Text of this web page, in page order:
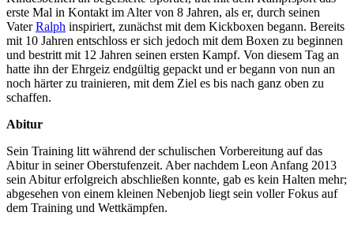
erste Mal in Kontakt im Alter von 8 Jahren, als er, durch seinen
VaterRalph inspiriert, zunächst mit dem Kickboxen begann. Bereits
mit 10 Jahren entschloss er sich jedoch mit dem Boxen zu beginnen
und bestritt mit 12 Jahren seinen ersten Kampf. Von diesem Tag an
hatte ihn der Ehrgeiz endgültig gepackt und er begann von nun an
noch härter zu trainieren, mit dem Ziel es bis nach ganz oben zu
schaffen.
Abitur
Sein Training litt während der schulischen Vorbereitung auf das
Abitur in seiner Oberstufenzeit. Aber nachdem Leon Anfang 2013
sein Abitur erfolgreich abschließen konnte, gab es kein Halten mehr;
abgesehen von einem kleinen Nebenjob liegt sein voller Fokus auf
dem Training und Wettkämpfen.